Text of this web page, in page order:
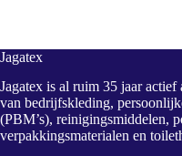
Jagatex
Jagatex is al ruim 35 jaar
van bedrijfskleding,
(PBM’s), reinigingsmiddelen,
verpakkingsmaterialen en